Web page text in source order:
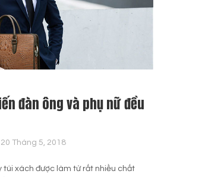
đàn ông và phụ nữ đều
20 Tháng 5, 2018
túi xách được làm từ rất nhiều chất